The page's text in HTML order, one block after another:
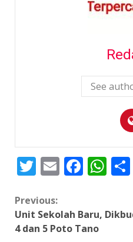
See
Twitter
Email
Continue
Reading
Previous:
Unit Sekolah Baru,
4 dan 5 Poto Tano